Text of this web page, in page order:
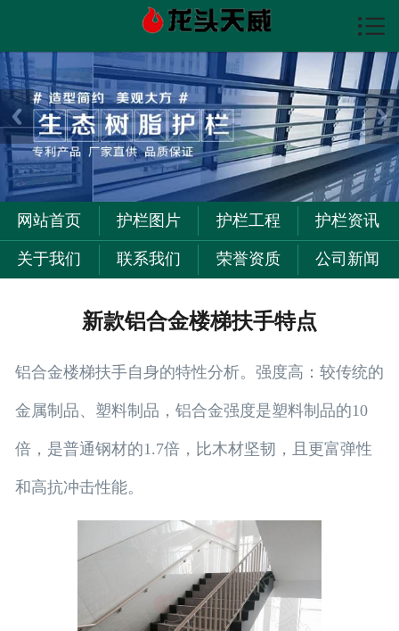

护栏图片
护栏资讯
护栏工程
关于我们
联系我们

网站首页 护栏图片 护栏工程 护栏资讯
关于我们 联系我们 荣誉资质 公司新闻
新款铝合金楼梯扶手特点
铝合金楼梯扶手自身的特性分析。强度高：较传统的
金属制品、塑料制品，铝合金强度是塑料制品的10
倍，是普通钢材的1.7倍，比木材坚韧，且更富弹性
和高抗冲击性能。